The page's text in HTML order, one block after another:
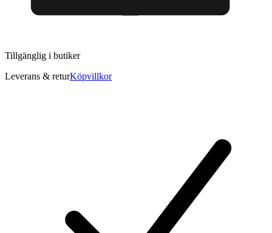
Tillgänglig i butiker
Leverans & returKöpvillkor